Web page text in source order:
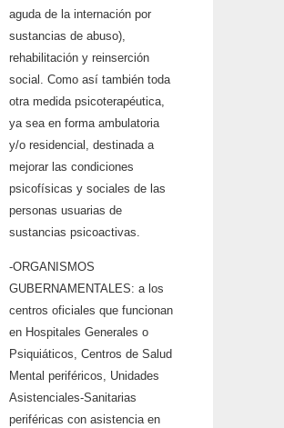
aguda de la internación por
sustancias de abuso),
rehabilitación y reinserción
social. Como así también toda
otra medida psicoterapéutica,
ya sea en forma ambulatoria
y/o residencial, destinada a
mejorar las condiciones
psicofísicas y sociales de las
personas usuarias de
sustancias psicoactivas.
-ORGANISMOS
GUBERNAMENTALES: a los
centros oficiales que funcionan
en Hospitales Generales o
Psiquiáticos, Centros de Salud
Mental periféricos, Unidades
Asistenciales-Sanitarias
periféricas con asistencia en